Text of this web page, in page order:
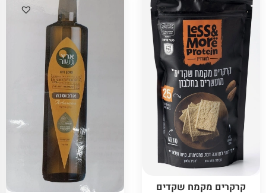
קרקרים מקמח שקדים